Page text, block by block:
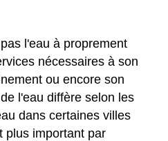
l'eau à proprement
nécessaires à son
ou encore son
l'eau diffère selon les
dans certaines villes
plus important par